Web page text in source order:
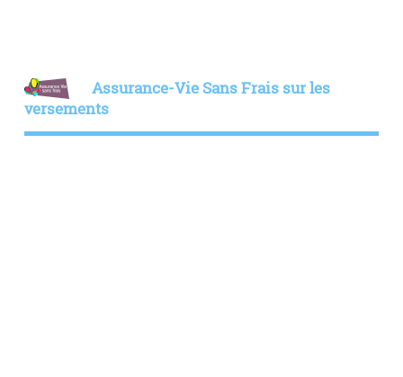
Assurance-Vie Sans Frais sur les
versements